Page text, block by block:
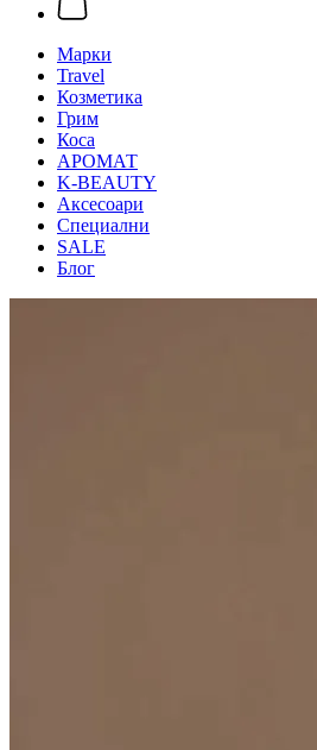
Mарки
Travel
Козметика
Грим
Коса
АРОМАТ
K-BEAUTY
Аксесоари
Специални
SALE
Блог